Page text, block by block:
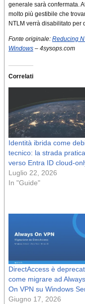
generale sarà confermata.
molto più gestibile che
NTLM verrà disabilitato per
Fonte originale: Reducing
Windows – 4sysops.com
Correlati
Identità ibrida come
tecnico: la strada pratica
verso Entra ID cloud-
Luglio 22, 2026
In "Guide"
DirectAccess è
come migrare ad Always
On VPN su Windows
Giugno 17, 2026